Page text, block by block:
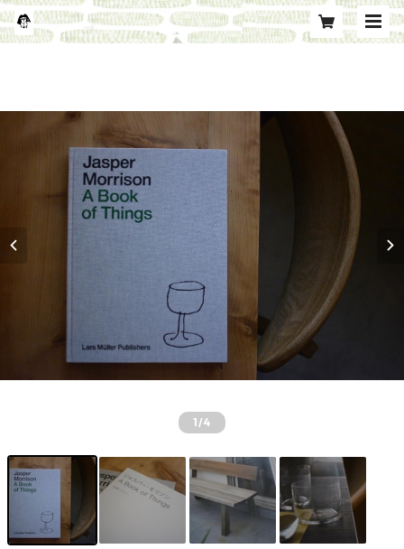
1/4